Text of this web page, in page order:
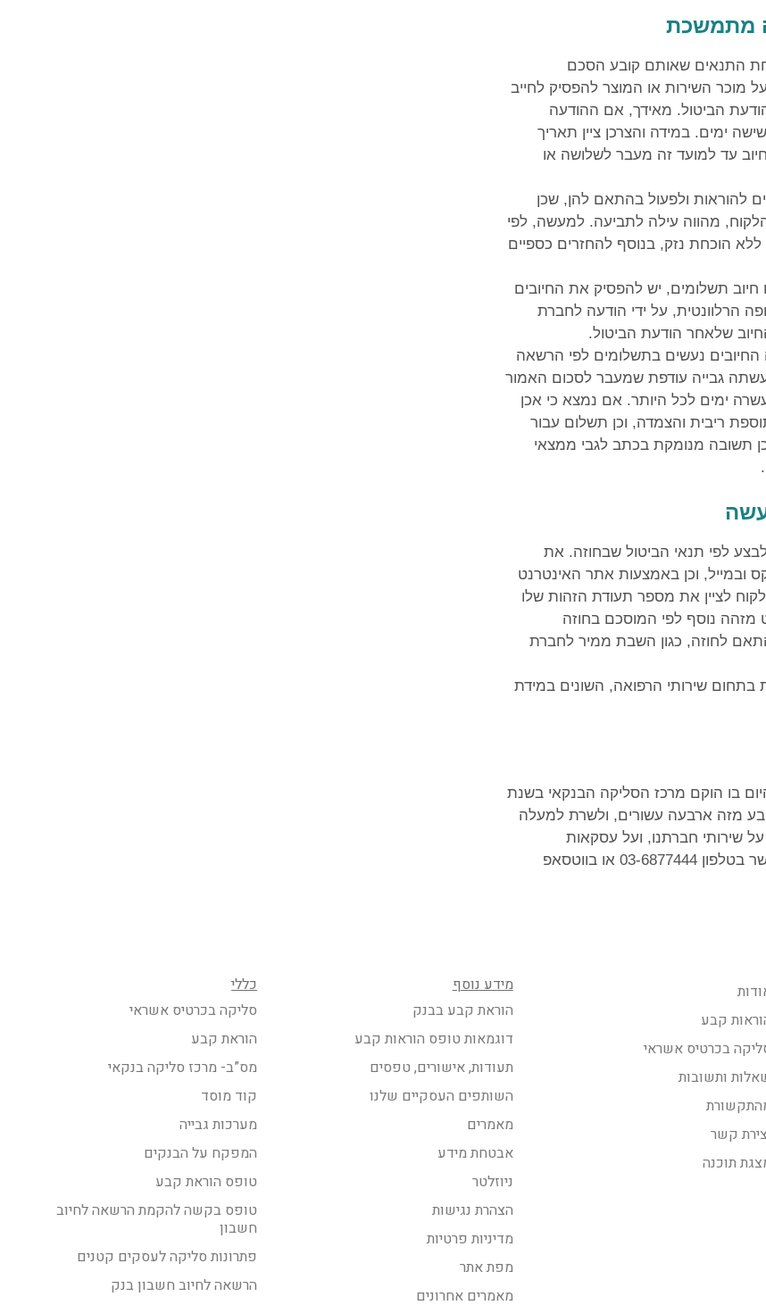
מתמשכת
התנאים שאותם קובע הסכם
השירות או המוצר להפסיק לחייב
הביטול. מאידך, אם ההודעה
ימים. במידה והצרכן ציין תאריך
עד למועד זה מעבר לשלושה או
להוראות ולפעול בהתאם להן, שכן
מהווה עילה לתביעה. למעשה, לפי
הוכחת נזק, בנוסף להחזרים כספיים
חיוב תשלומים, יש להפסיק את החיובים
הרלוונטית, על ידי הודעה לחברת
שלאחר הודעת הביטול.
נעשים בתשלומים לפי הרשאה
גבייה עודפת שמעבר לסכום האמור
ימים לכל היותר. אם נמצא כי אכן
ריבית והצמדה, וכן תשלום עבור
תשובה מנומקת בכתב לגבי ממצאי
לפי תנאי הביטול שבחוזה. את
ובמייל, וכן באמצעות אתר האינטרנט
לציין את מספר תעודת הזהות שלו
נוסף לפי המוסכם בחוזה
לחוזה, כגון השבת ממיר לחברת
בתחום שירותי הרפואה, השונים במידת
בו הוקם מרכז הסליקה הבנקאי בשנת
קבע מזה ארבעה עשורים, ולשרת למעלה
שירותי חברתנו, ועל עסקאות
מתמשכות בהוראות קבע בפרט, הנכם מוזמנים ליצור עימנו קשר בטלפון 03-6877444 או בווטסאפ
קבע
בכרטיס אשראי
ותשובות
קשר
תוכנה
מידע נוסף
הוראת קבע בבנק
דוגמאות טופס הוראות קבע
תעודות, אישורים, טפסים
השותפים העסקיים שלנו
מאמרים
אבטחת מידע
ניוזלטר
הצהרת נגישות
מדיניות פרטיות
מפת אתר
מאמרים אחרונים
כללי
סליקה בכרטיס אשראי
הוראת קבע
מס”ב- מרכז סליקה בנקאי
קוד מוסד
מערכות גבייה
המפקח על הבנקים
טופס הוראת קבע
טופס בקשה להקמת הרשאה לחיוב
חשבון
פתרונות סליקה לעסקים קטנים
הרשאה לחיוב חשבון בנק